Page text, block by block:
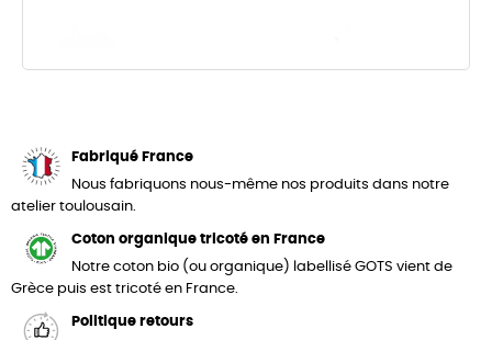
Fabriqué France
Nous fabriquons nous-même nos produits dans notre
atelier toulousain.
Coton organique tricoté en France
Notre coton bio (ou organique) labellisé GOTS vient de
Grèce puis est tricoté en France.
Politique retours